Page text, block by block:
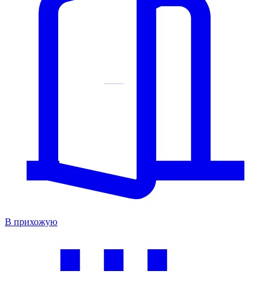
В прихожую